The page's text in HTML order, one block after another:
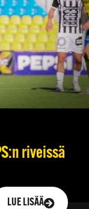
riveissä
LUE LISÄÄ